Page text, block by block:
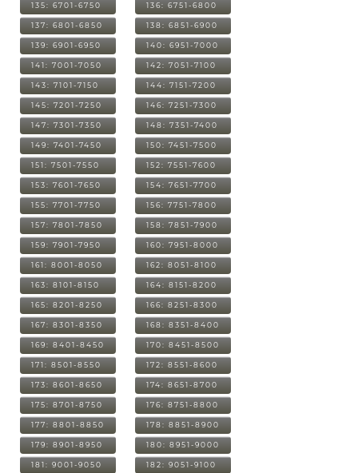
135: 6701-6750 136: 6751-6800
137: 6801-6850 138: 6851-6900
139: 6901-6950 140: 6951-7000
141: 7001-7050 142: 7051-7100
143: 7101-7150 144: 7151-7200
145: 7201-7250 146: 7251-7300
147: 7301-7350 148: 7351-7400
149: 7401-7450 150: 7451-7500
151: 7501-7550 152: 7551-7600
153: 7601-7650 154: 7651-7700
155: 7701-7750 156: 7751-7800
157: 7801-7850 158: 7851-7900
159: 7901-7950 160: 7951-8000
161: 8001-8050 162: 8051-8100
163: 8101-8150 164: 8151-8200
165: 8201-8250 166: 8251-8300
167: 8301-8350 168: 8351-8400
169: 8401-8450 170: 8451-8500
171: 8501-8550 172: 8551-8600
173: 8601-8650 174: 8651-8700
175: 8701-8750 176: 8751-8800
177: 8801-8850 178: 8851-8900
179: 8901-8950 180: 8951-9000
181: 9001-9050 182: 9051-9100